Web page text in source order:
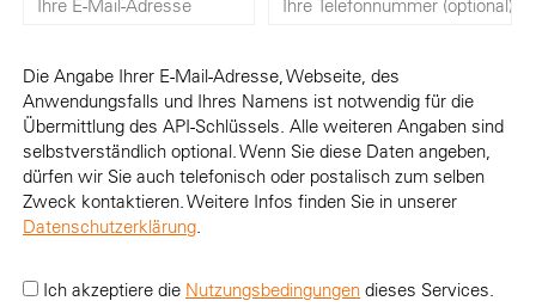
Die Angabe Ihrer E-Mail-Adresse, Webseite, des
Anwendungsfalls und Ihres Namens ist notwendig für die
Übermittlung des API-Schlüssels. Alle weiteren Angaben sind
selbstverständlich optional. Wenn Sie diese Daten angeben,
dürfen wir Sie auch telefonisch oder postalisch zum selben
Zweck kontaktieren. Weitere Infos finden Sie in unserer
Datenschutzerklärung.
Ich akzeptiere die Nutzungsbedingungen dieses Services.